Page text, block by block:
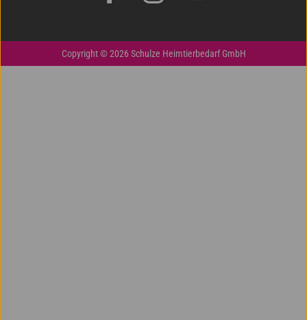
Copyright © 2026 Schulze Heimtierbedarf GmbH